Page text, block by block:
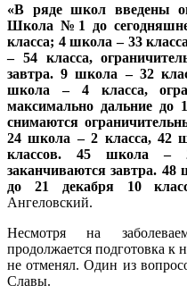
«В ряде школ введены
Школа №1 до
класса; 4 школа – 33
– 54 класса,
завтра. 9 школа – 32
школа – 4 класса,
максимально дальние до
снимаются
24 школа – 2 класса, 42
классов. 45 школа –
заканчиваются завтра.
до 21 декабря 10
Ангеловский.
Несмотря на
продолжается подготовка к
не отменял. Один из
Славы.